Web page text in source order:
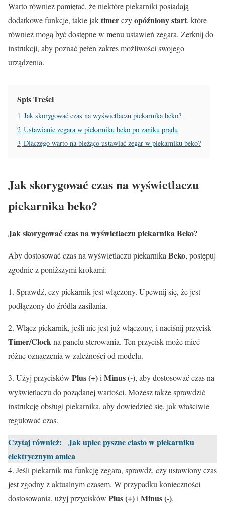
Warto również pamiętać, że niektóre piekarniki posiadają
dodatkowe funkcje, takie jaktimerczyopóźniony start, które
również mogą być dostępne w menu ustawień zegara. Zerknij do
instrukcji, aby poznać pełen zakres możliwości swojego
urządzenia.
Spis Treści
1 Jak skorygować czas na wyświetlaczu piekarnika beko?
2 Ustawianie zegara w piekarniku beko po zaniku prądu
3 Dlaczego warto na bieżąco ustawiać zegar w piekarniku beko?
Jak skorygować czas na wyświetlaczu
piekarnika beko?
Jak skorygować czas na wyświetlaczu piekarnikaBeko?
Aby dostosować czas na wyświetlaczu piekarnika Beko, postępuj
zgodnie z poniższymi krokami:
1. Sprawdź, czy piekarnik jest włączony. Upewnij się, że jest
podłączony do źródła zasilania.
2. Włącz piekarnik, jeśli nie jest już włączony, i naciśnij przycisk
Timer/Clockna panelu sterowania. Ten przycisk może mieć
różne oznaczenia w zależności od modelu.
3. Użyj przycisków Plus (+)i Minus (-), aby dostosować czas na
wyświetlaczu do pożądanej wartości. Możesz także sprawdzić
instrukcję obsługi piekarnika, aby dowiedzieć się, jak właściwie
regulować czas.
Czytaj również:
Jak upiec pyszne ciasto w piekarniku
elektrycznym amica
4. Jeśli piekarnik ma funkcję zegara, sprawdź, czy ustawiony czas
jest zgodny z aktualnym czasem. W przypadku konieczności
dostosowania, użyj przycisków Plus (+)i Minus (-).